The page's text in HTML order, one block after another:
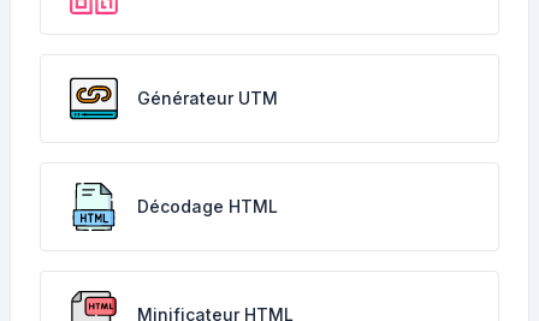
Générateur UTM
Décodage HTML
Minificateur HTML